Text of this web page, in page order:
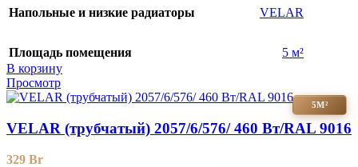
Напольные и низкие радиаторы VELAR
Площадь помещения
5 м²
В корзину
Просмотр
5М²
VELAR (трубчатый) 2057/6/576/ 460 Bт/RAL 9016
329 Br